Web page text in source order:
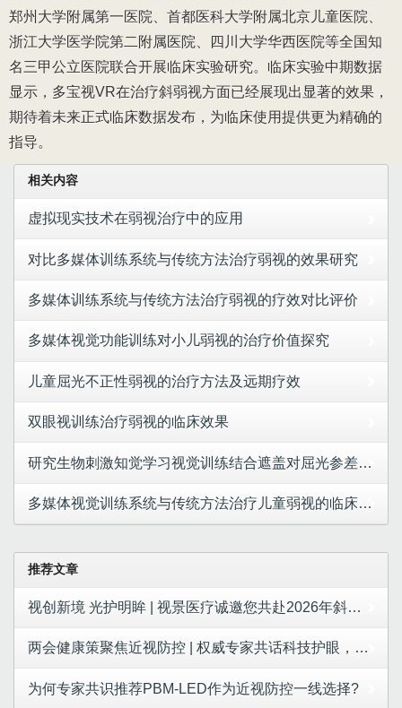
郑州大学附属第一医院、首都医科大学附属北京儿童医院、
浙江大学医学院第二附属医院、四川大学华西医院等全国知
名三甲公立医院联合开展临床实验研究。临床实验中期数据
显示，多宝视VR在治疗斜弱视方面已经展现出显著的效果，
期待着未来正式临床数据发布，为临床使用提供更为精确的
指导。
相关内容
虚拟现实技术在弱视治疗中的应用
对比多媒体训练系统与传统方法治疗弱视的效果研究
多媒体训练系统与传统方法治疗弱视的疗效对比评价
多媒体视觉功能训练对小儿弱视的治疗价值探究
儿童屈光不正性弱视的治疗方法及远期疗效
双眼视训练治疗弱视的临床效果
研究生物刺激知觉学习视觉训练结合遮盖对屈光参差性弱视患者视力和立体视功能的治疗效果
多媒体视觉训练系统与传统方法治疗儿童弱视的临床效果比较
推荐文章
视创新境 光护明眸 | 视景医疗诚邀您共赴2026年斜视与小儿眼科学术大会
两会健康策聚焦近视防控 | 权威专家共话科技护眼，视景医疗LED红光成合规防控新选择
为何专家共识推荐PBM-LED作为近视防控一线选择?